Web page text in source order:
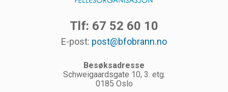
Tlf: 67 52 60 10
E-post: post@bfobrann.no
Besøksadresse
Schweigaardsgate 10, 3. etg.
0185 Oslo